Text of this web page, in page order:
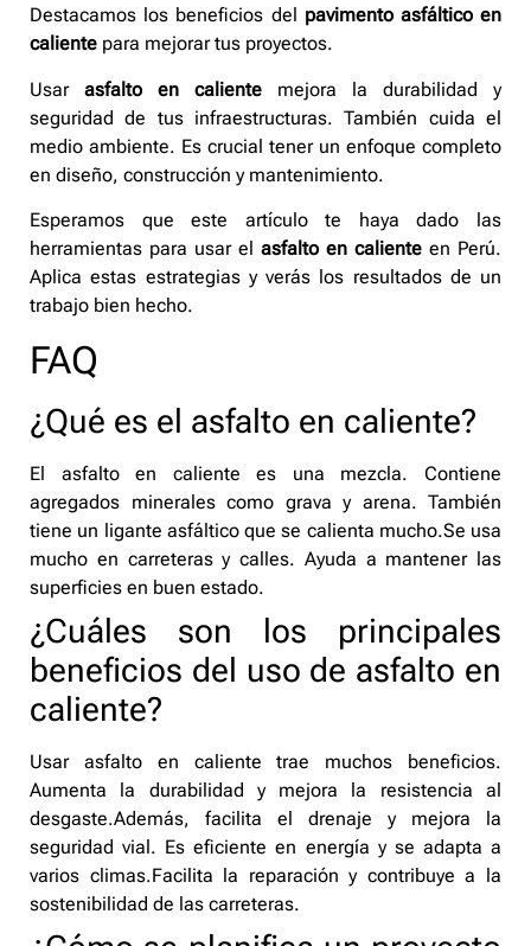
Destacamos los beneficios del pavimento asfáltico en
caliente para mejorar tus proyectos.
Usar asfalto en caliente mejora la durabilidad y
seguridad de tus infraestructuras. También cuida el
medio ambiente. Es crucial tener un enfoque completo
en diseño, construcción y mantenimiento.
Esperamos que este artículo te haya dado las
herramientas para usar el asfalto en caliente en Perú.
Aplica estas estrategias y verás los resultados de un
trabajo bien hecho.
FAQ
¿Qué es el asfalto en caliente?
El asfalto en caliente es una mezcla. Contiene
agregados minerales como grava y arena. También
tiene un ligante asfáltico que se calienta mucho.Se usa
mucho en carreteras y calles. Ayuda a mantener las
superficies en buen estado.
¿Cuáles son los principales
beneficios del uso de asfalto en
caliente?
Usar asfalto en caliente trae muchos beneficios.
Aumenta la durabilidad y mejora la resistencia al
desgaste.Además, facilita el drenaje y mejora la
seguridad vial. Es eficiente en energía y se adapta a
varios climas.Facilita la reparación y contribuye a la
sostenibilidad de las carreteras.